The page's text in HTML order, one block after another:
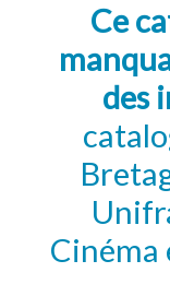
Ce
des
Cinéma